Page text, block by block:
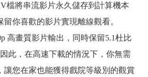
檔將串流影片永久儲存到計算機本
你喜歡的影片實現離線觀看。
高畫質影片輸出，同時保留5.1杜比
因此，在高速下載的情況下，你無需
讓您在家也能獲得戲院等級別的觀賞